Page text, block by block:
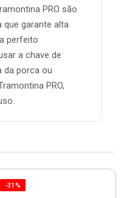
PRO são
garante alta
perfeito
a chave de
da porca ou
PRO,
-31%